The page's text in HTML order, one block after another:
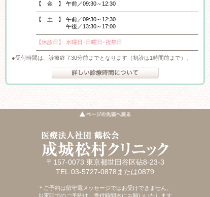
【 金 】 午前／09:30～12:30
【 土 】
午前／09:30～12:30
午後／13:30～17:00
【休診日】 水曜日･日曜日･祝祭日
受付時間は、診療終了30分前までとなります（初診は1時間前まで）。
〒157-0073 東京都世田谷区砧8-23-3
TEL:03-5727-0878または0879
＊ご予約は留守電メッセージではお受けできません。
お電話でのご予約は、受付時間内にお願いいたします。